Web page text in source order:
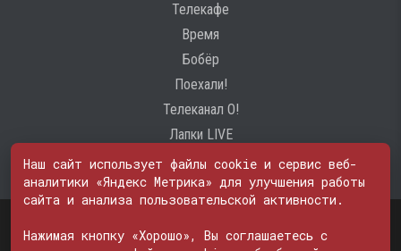
Телекафе
Время
Бобёр
Поехали!
Телеканал О!
Лапки LIVE
№ ФС 77 - 74600
Наш сайт использует файлы cookie и сервис веб-
аналитики «Яндекс Метрика» для улучшения работы
сайта и анализа пользовательской активности.
Нажимая кнопку «Хорошо», Вы соглашаетесь с